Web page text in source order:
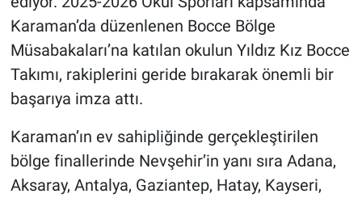
Karaman’da düzenlenen Bocce Bölge
Müsabakaları’na katılan okulun Yıldız Kız Bocce
Takımı, rakiplerini geride bırakarak önemli bir
başarıya imza attı.
Karaman’ın ev sahipliğinde gerçekleştirilen
bölge finallerinde Nevşehir’in yanı sıra Adana,
Aksaray, Antalya, Gaziantep, Hatay, Kayseri,
Bilim-Tek
Teknoloji
Röportaj
Kayseri
Niğde